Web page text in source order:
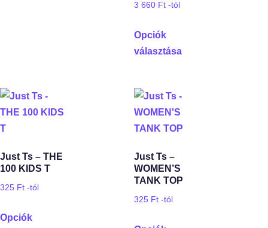
3 660 Ft -tól
Opciók
választása
Just Ts – THE
100 KIDS T
325 Ft -tól
Opciók
Just Ts –
WOMEN’S
TANK TOP
325 Ft -tól